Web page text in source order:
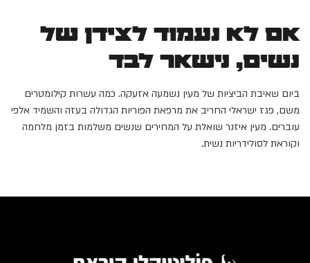
אם לא נעמוד לצידן של
נשים, נישאר לבד
ביום שאיבת הביציות של מעין נשמעה אזעקה. כמה עשרות קילומטרים
משם, פגז ישראלי החריב את מרפאת הפוריות הגדולה בעזה והשמיד אלפי
עוברים. מעין איזנר שואלת על המחירים שנשים משלמות בזמן מלחמה
וקוראת לסולידריות נשית.